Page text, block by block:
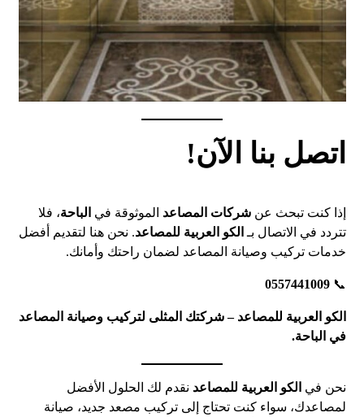
اتصل بنا الآن!
إذا كنت تبحث عنشركات المصاعد الموثوقة في الباحة، فلا
تتردد في الاتصال بـ الكو العربية للمصاعد. نحن هنا لتقديم أفضل
خدمات تركيب وصيانة المصاعد لضمان راحتك وأمانك.
📞
0557441009
الكو العربية للمصاعد – شركتك المثلى لتركيب وصيانة المصاعد
في الباحة.
نحن في الكو العربية للمصاعد نقدم لك الحلول الأفضل
لمصاعدك، سواء كنت تحتاج إلى تركيب مصعد جديد، صيانة